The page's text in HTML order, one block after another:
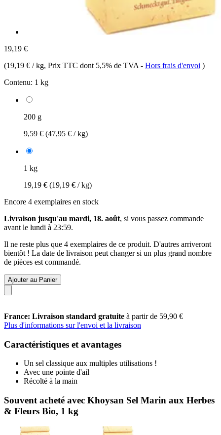
19,19 €
(19,19 € / kg, Prix TTC dont 5,5% de TVA - Hors frais d'envoi )
Contenu: 1 kg
200 g
9,59 € (47,95 € / kg)
1 kg
19,19 € (19,19 € / kg)
Encore 4 exemplaires en stock
Livraison jusqu'au mardi, 18. août, si vous passez commande
avant le lundi à 23:59.
Il ne reste plus que 4 exemplaires de ce produit. D'autres arriveront
bientôt ! La date de livraison peut changer si un plus grand nombre
de pièces est commandé.
Ajouter au Panier
France: Livraison standard gratuite à partir de 59,90 €
Plus d'informations sur l'envoi et la livraison
Caractéristiques et avantages
Un sel classique aux multiples utilisations !
Avec une pointe d'ail
Récolté à la main
Souvent acheté avec Khoysan Sel Marin aux Herbes
& Fleurs Bio, 1 kg